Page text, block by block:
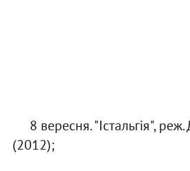
8 вересня. "Істальгія",
(2012);